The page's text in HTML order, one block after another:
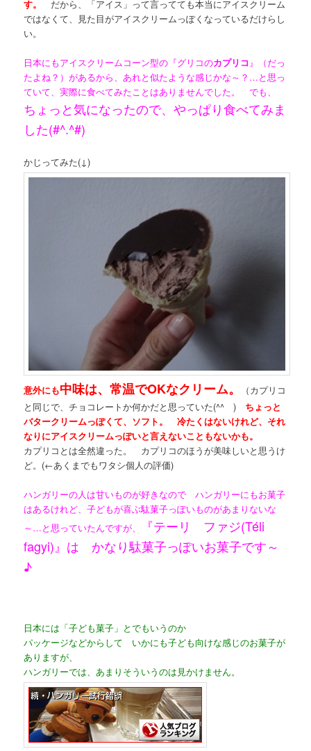
す。
だから、「アイス」って言ってても本当にアイスクリーム
ではなくて、見た目がアイスクリームっぽくなっているだけらし
い。
日本にもアイスクリームコーン型の『グリコのカプリコ』（だっ
たよね？）があるから、あれと似たような感じかな～？…と思っ
ていて、実際に食べてみたことはありませんでした。 でも、
ちょっと気になったので、やっぱり食べてみま
した(#^.^#)
かじってみた(↓)
意外にも中味は、常温でOKなクリーム。
（カプリコ
と同じで、チョコレートか何かだと思っていた(^^ゞ) ちょっと
バタークリームっぽくて、ソフト。 冷たくはないけれど、それ
なりにアイスクリームっぽいと言えないこともないかも。
カプリコとは全然違った。 カプリコのほうが美味しいと思うけ
ど。(←あくまでもワタシ個人の評価)
ハンガリーの人は甘いものが好きなので ハンガリーにもお菓子
はあるけれど、子どもが喜ぶ駄菓子っぽいものがあまりないな
～…と思っていたんですが、
『テーリ ファジ(Téli
fagyi)』は かなり駄菓子っぽいお菓子です～
♪
日本には「子ども菓子」とでもいうのか
パッケージなどからして いかにも子ども向けな感じのお菓子が
ありますが、
ハンガリーでは、あまりそういうのは見かけません。